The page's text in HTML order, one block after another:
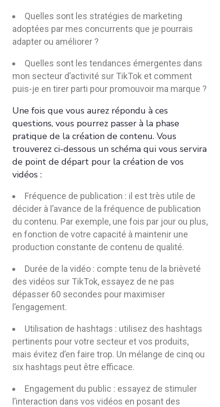
Quelles sont les stratégies de marketing
adoptées par mes concurrents que je pourrais
adapter ou améliorer ?
Quelles sont les tendances émergentes dans
mon secteur d’activité sur TikTok et comment
puis-je en tirer parti pour promouvoir ma marque ?
Une fois que vous aurez répondu à ces
questions, vous pourrez passer à la phase
pratique de la création de contenu. Vous
trouverez ci-dessous un schéma qui vous servira
de point de départ pour la création de vos
vidéos :
Fréquence de publication : il est très utile de
décider à l’avance de la fréquence de publication
du contenu. Par exemple, une fois par jour ou plus,
en fonction de votre capacité à maintenir une
production constante de contenu de qualité.
Durée de la vidéo : compte tenu de la brièveté
des vidéos sur TikTok, essayez de ne pas
dépasser 60 secondes pour maximiser
l’engagement.
Utilisation de hashtags : utilisez des hashtags
pertinents pour votre secteur et vos produits,
mais évitez d’en faire trop. Un mélange de cinq ou
six hashtags peut être efficace.
Engagement du public : essayez de stimuler
l’interaction dans vos vidéos en posant des